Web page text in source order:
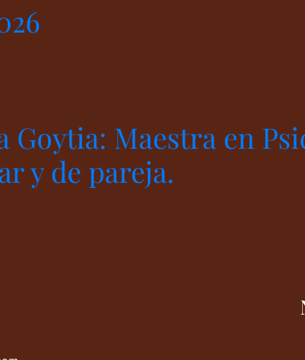
Goytia: Maestra en
y de pareja.